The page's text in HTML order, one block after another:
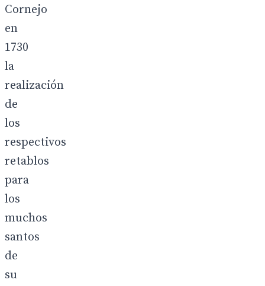
Cornejo
en
1730
la
realización
de
los
respectivos
retablos
para
los
muchos
santos
de
su